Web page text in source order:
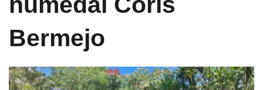
Bermejo